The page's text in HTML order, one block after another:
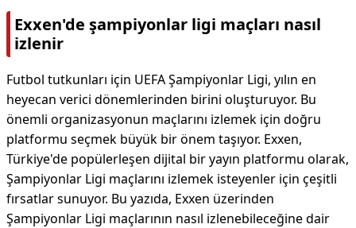
Exxen'de şampiyonlar ligi maçları nasıl
izlenir
Futbol tutkunları için UEFA Şampiyonlar Ligi, yılın en
heyecan verici dönemlerinden birini oluşturuyor. Bu
önemli organizasyonun maçlarını izlemek için doğru
platformu seçmek büyük bir önem taşıyor. Exxen,
Türkiye'de popülerleşen dijital bir yayın platformu olarak,
Şampiyonlar Ligi maçlarını izlemek isteyenler için çeşitli
fırsatlar sunuyor. Bu yazıda, Exxen üzerinden
Şampiyonlar Ligi maçlarının nasıl izlenebileceğine dair